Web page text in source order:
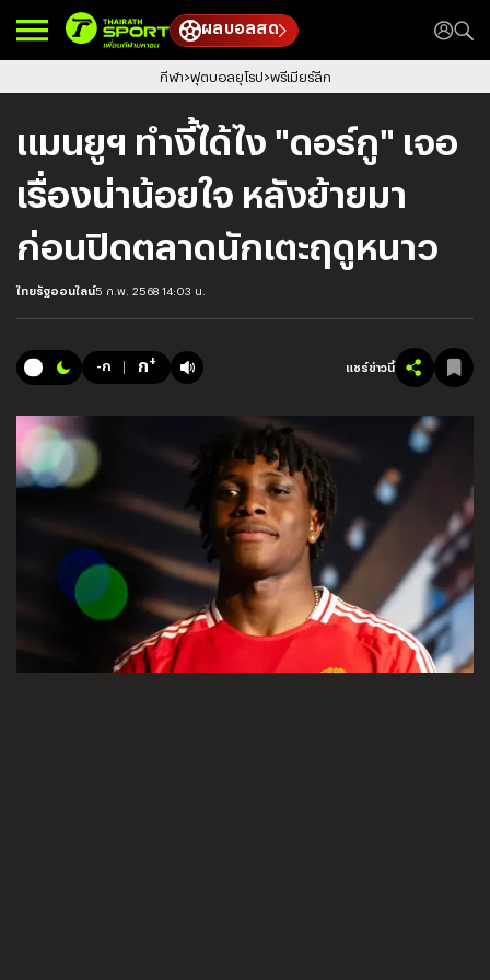
ผลบอลสด
กีฬา ฟุตบอลยุโรป พรีเมียร์ลีก
แมนยูฯ ทำงี้ได้ไง "ดอร์กู" เจอ
เรื่องน่าน้อยใจ หลังย้ายมา
ก่อนปิดตลาดนักเตะฤดูหนาว
ไทยรัฐออนไลน์5 ก.พ. 2568 14:03 น.
-ก ก+ แชร์ข่าวนี้